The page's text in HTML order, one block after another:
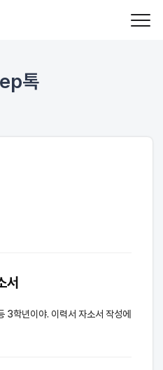
톡
서
3학년이야. 이력서 자소서 작성에